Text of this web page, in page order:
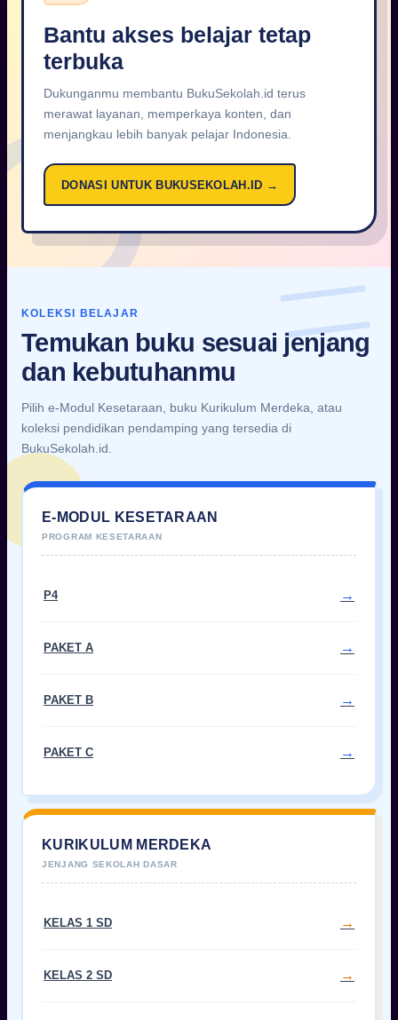
Bantu akses belajar tetap
terbuka
Dukunganmu membantu BukuSekolah.id terus
merawat layanan, memperkaya konten, dan
menjangkau lebih banyak pelajar Indonesia.
DONASI UNTUK BUKUSEKOLAH.ID →
KOLEKSI BELAJAR
Temukan buku sesuai jenjang
dan kebutuhanmu
Pilih e-Modul Kesetaraan, buku Kurikulum Merdeka, atau
koleksi pendidikan pendamping yang tersedia di
BukuSekolah.id.
E-MODUL KESETARAAN
P4
PAKET A
PAKET B
PAKET C
KURIKULUM MERDEKA
KELAS 1 SD
KELAS 2 SD